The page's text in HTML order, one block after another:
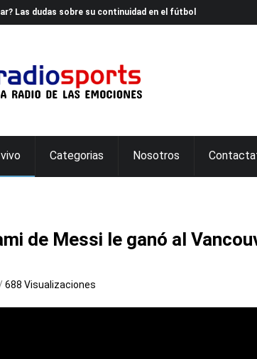
Las dudas sobre su continuidad en el fútbol
Categorias Nosotros
de Messi le ganó al
/688 Visualizaciones